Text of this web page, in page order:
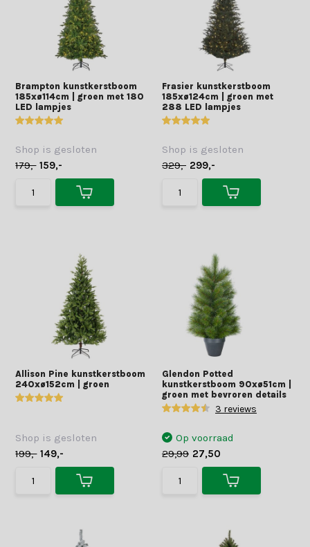
Brampton kunstkerstboom
185xø114cm | groen met 180
LED lampjes
Shop is gesloten
179,- 159,-
Frasier kunstkerstboom
185xø124cm | groen met
288 LED lampjes
Shop is gesloten
329,- 299,-
Allison Pine kunstkerstboom
240xø152cm | groen
Shop is gesloten
199,- 149,-
Glendon Potted
kunstkerstboom 90xø51cm |
groen met bevroren details
3 reviews
Op voorraad
29,99 27,50